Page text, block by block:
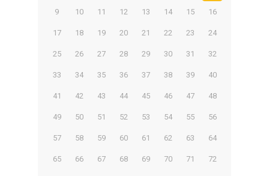
9 10 11 12 13 14 15 16
17 18 19 20 21 22 23 24
25 26 27 28 29 30 31 32
33 34 35 36 37 38 39 40
41 42 43 44 45 46 47 48
49 50 51 52 53 54 55 56
57 58 59 60 61 62 63 64
65 66 67 68 69 70 71 72